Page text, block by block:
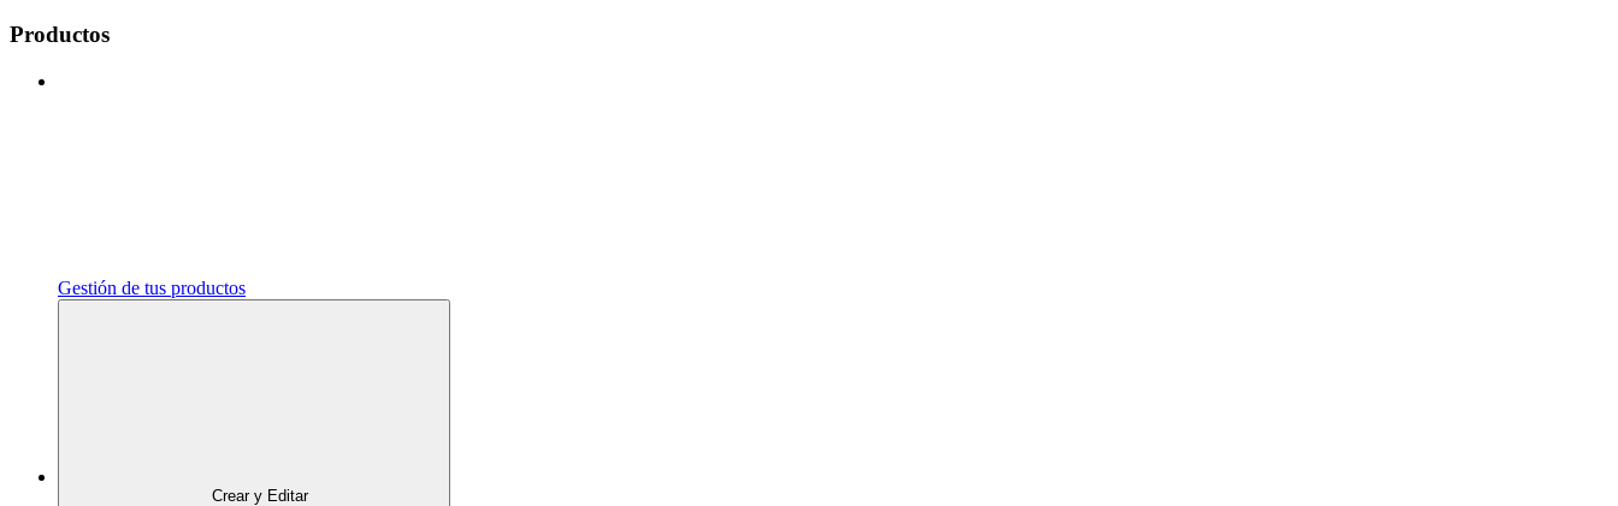
Productos
Gestión de tus productos
Crear y Editar